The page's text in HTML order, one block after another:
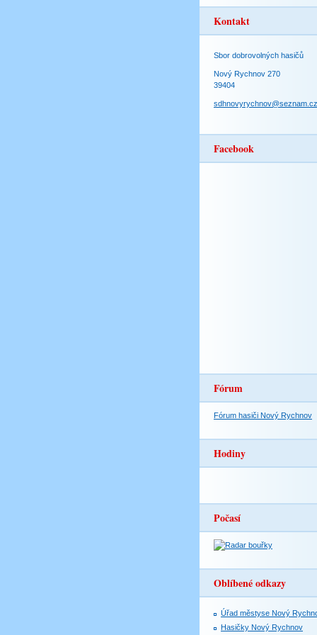
Kontakt
Sbor dobrovolných hasičů
Nový Rychnov 270
39404
sdhnovyrychnov@seznam.cz
Facebook
Fórum
Fórum hasiči Nový Rychnov
Hodiny
Počasí
Oblíbené odkazy
Úřad městyse Nový
Hasičky Nový Rychnov